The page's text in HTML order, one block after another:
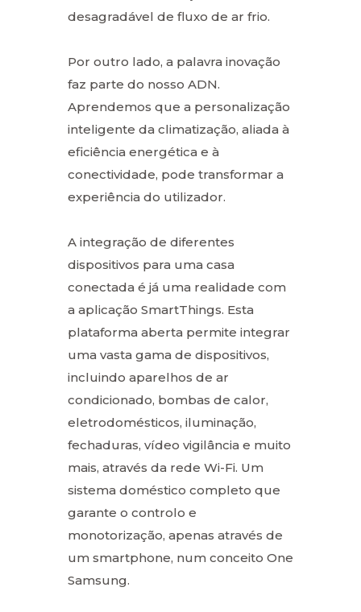
desagradável de fluxo de ar frio.
Por outro lado, a palavra inovação
faz parte do nosso ADN.
Aprendemos que a personalização
inteligente da climatização, aliada à
eficiência energética e à
conectividade, pode transformar a
experiência do utilizador.
A integração de diferentes
dispositivos para uma casa
conectada é já uma realidade com
a aplicação SmartThings. Esta
plataforma aberta permite integrar
uma vasta gama de dispositivos,
incluindo aparelhos de ar
condicionado, bombas de calor,
eletrodomésticos, iluminação,
fechaduras, vídeo vigilância e muito
mais, através da rede Wi-Fi. Um
sistema doméstico completo que
garante o controlo e
monotorização, apenas através de
um smartphone, num conceito One
Samsung.